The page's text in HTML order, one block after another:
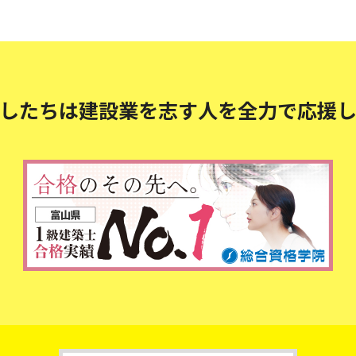
たちは建設業を志す人を全力で応援